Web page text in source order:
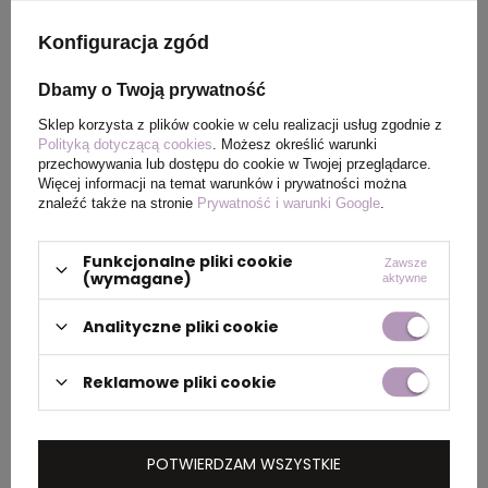
Rozmiar
Waga
produktu (g)
10
PAKOWANIE
Wymiary
zewnętrznego
Waga
kartonu
zewnętrznego
6 kg
Konfiguracja zgód
Dbamy o Twoją prywatność
Sklep korzysta z plików cookie w celu realizacji usług zgodnie z
Polityką dotyczącą cookies . Możesz określić warunki
przechowywania lub dostępu do cookie w Twojej przeglądarce.
Więcej informacji na temat warunków i prywatności można
znaleźć także na stronie Prywatność i warunki Google
Funkcjonalne pliki cookie
(wymagane)
Zawsze
aktywne
Analityczne pliki cookie
Reklamowe pliki cookie
POTWIERDZAM WSZYSTKIE